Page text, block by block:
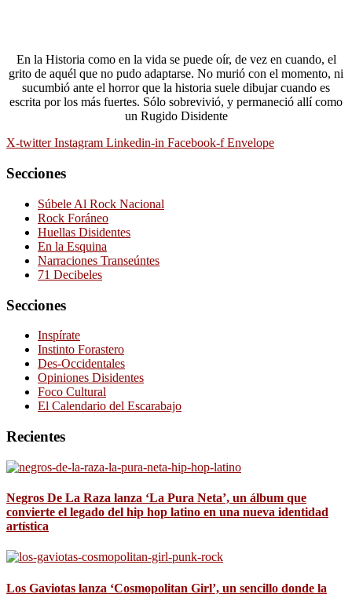
En la Historia como en la vida se puede oír, de vez en cuando, el
grito de aquél que no pudo adaptarse. No murió con el momento, ni
sucumbió ante el horror que la historia suele dibujar cuando es
escrita por los más fuertes. Sólo sobrevivió, y permaneció allí como
un Rugido Disidente
X-twitter Instagram Linkedin-in Facebook-f Envelope
Secciones
Súbele Al Rock Nacional
Rock Foráneo
Huellas Disidentes
En la Esquina
Narraciones Transeúntes
71 Decibeles
Secciones
Inspírate
Instinto Forastero
Des-Occidentales
Opiniones Disidentes
Foco Cultural
El Calendario del Escarabajo
Recientes
Negros De La Raza lanza ‘La Pura Neta’, un álbum que
convierte el legado del hip hop latino en una nueva identidad
artística
Los Gaviotas lanza ‘Cosmopolitan Girl’, un sencillo donde la